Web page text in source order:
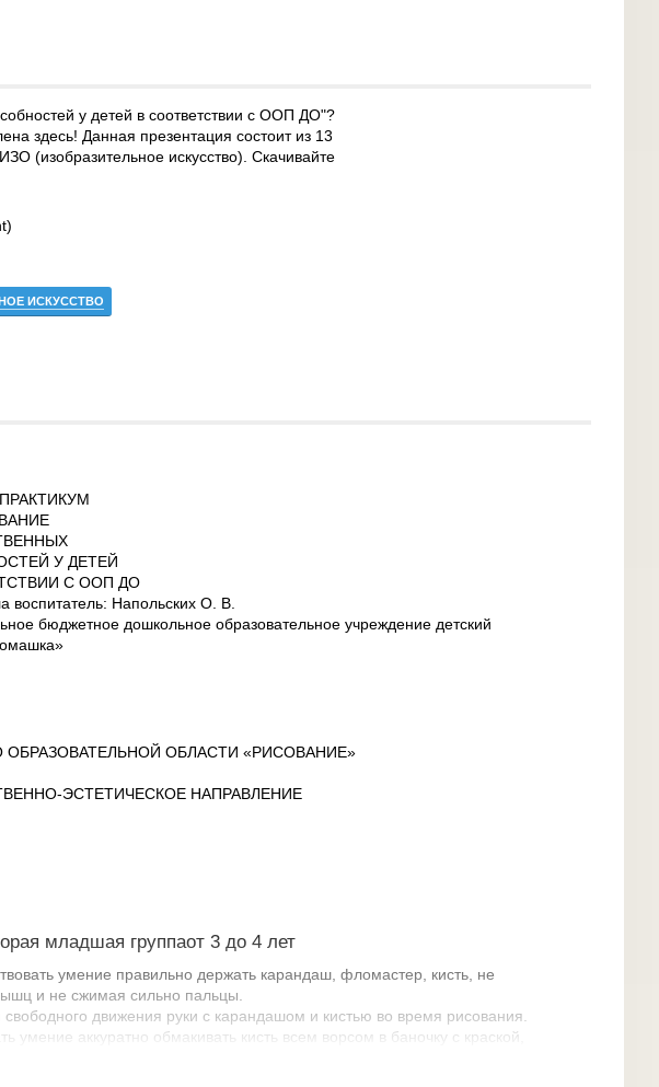
у детей в соответствии с ООП ДО"?
здесь! Данная презентация состоит из 13
(изобразительное искусство). Скачивайте
ИСКУССТВО
У ДЕТЕЙ
С ООП ДО
воспитатель: Напольских О. В.
бюджетное дошкольное образовательное учреждение детский
ОБРАЗОВАТЕЛЬНОЙ ОБЛАСТИ «РИСОВАНИЕ»
ЭСТЕТИЧЕСКОЕ НАПРАВЛЕНИЕ
младшая группаот 3 до 4 лет
умение правильно держать карандаш, фломастер, кисть, не
и не сжимая сильно пальцы.
свободного движения руки с карандашом и кистью во время рисования.
умение аккуратно обмакивать кисть всем ворсом в баночку с краской,